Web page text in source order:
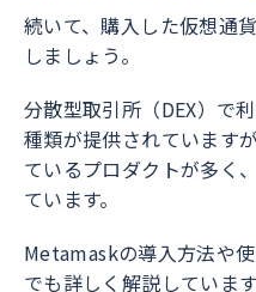
続いて、購入した仮想通
しましょう。
分散型取引所（DEX）で
種類が提供されています
ているプロダクトが多く
ています。
Metamaskの導入方法や
でも詳しく解説していま